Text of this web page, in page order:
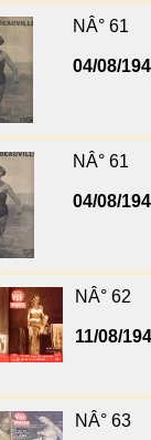
NÂ° 61
04/08/
NÂ° 61
04/08/
NÂ° 62
11/08/
NÂ° 63